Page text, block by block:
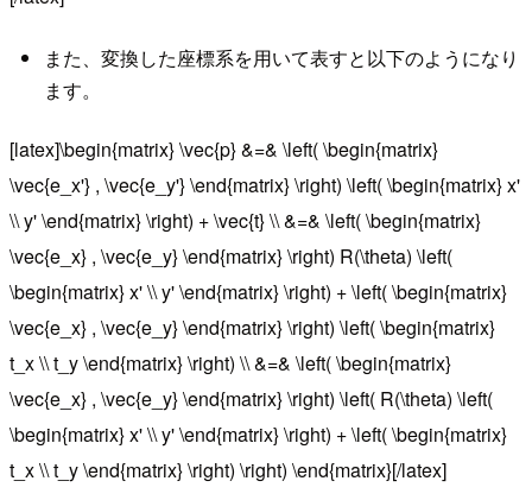
また、変換した座標系を用いて表すと以下のようになり
ます。
[latex]\begin{matrix} \vec{p} &=& \left( \begin{matrix}
\vec{e_x'} , \vec{e_y'} \end{matrix} \right) \left( \begin{matrix} x'
\\ y' \end{matrix} \right) + \vec{t} \\ &=& \left( \begin{matrix}
\vec{e_x} , \vec{e_y} \end{matrix} \right) R(\theta) \left(
\begin{matrix} x' \\ y' \end{matrix} \right) + \left( \begin{matrix}
\vec{e_x} , \vec{e_y} \end{matrix} \right) \left( \begin{matrix}
t_x \\ t_y \end{matrix} \right) \\ &=& \left( \begin{matrix}
\vec{e_x} , \vec{e_y} \end{matrix} \right) \left( R(\theta) \left(
\begin{matrix} x' \\ y' \end{matrix} \right) + \left( \begin{matrix}
t_x \\ t_y \end{matrix} \right) \right) \end{matrix}[/latex]